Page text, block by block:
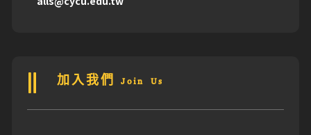
加入我們 Join Us